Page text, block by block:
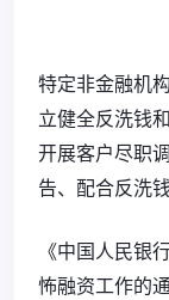
特定非金融机
立健全反洗钱
开展客户尽职
告、配合反洗
《中国人民银
怖融资工作的